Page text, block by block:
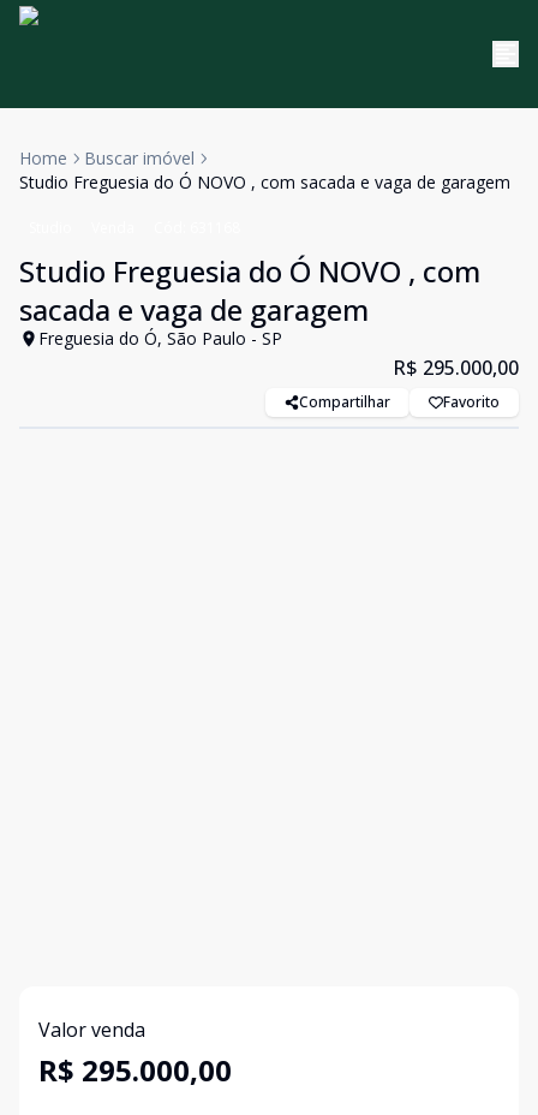
Home
Buscar imóvel
Studio Freguesia do Ó NOVO , com sacada e vaga de garagem
Studio Freguesia do Ó NOVO , com
sacada e vaga de garagem
Freguesia do Ó, São Paulo - SP
R$ 295.000,00
Compartilhar Favorito
Valor venda
R$ 295.000,00